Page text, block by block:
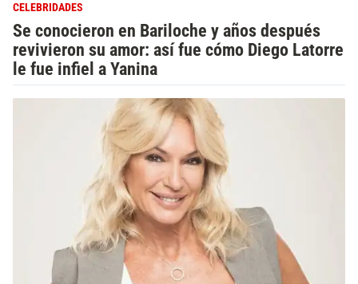
CELEBRIDADES
Se conocieron en Bariloche y años después
revivieron su amor: así fue cómo Diego Latorre
le fue infiel a Yanina